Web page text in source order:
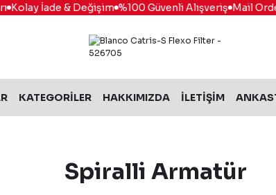
Kolay İade & Değişim %100 Güvenli Alışveriş Mail Order
KATEGORİLER HAKKIMIZDA İLETİŞİM
Spiralli Armatür